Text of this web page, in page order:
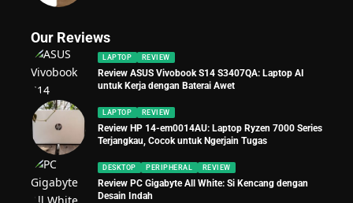
Our Reviews
LAPTOP REVIEW
Review ASUS Vivobook S14 S3407QA: Laptop AI
untuk Kerja dengan Baterai Awet
LAPTOP REVIEW
Review HP 14-em0014AU: Laptop Ryzen 7000 Series
Terjangkau, Cocok untuk Ngerjain Tugas
DESKTOP PERIPHERAL REVIEW
Review PC Gigabyte All White: Si Kencang dengan
Desain Indah